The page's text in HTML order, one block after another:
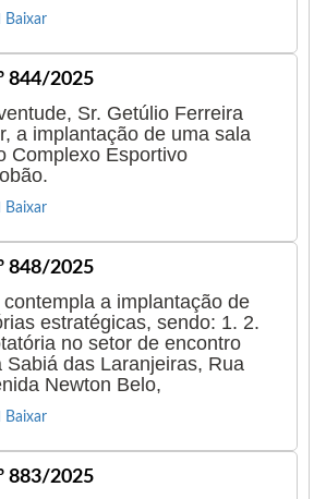
Baixar
844/2025
Sr. Getúlio Ferreira
a implantação de uma sala
Complexo Esportivo
Baixar
848/2025
a implantação de
estratégicas, sendo: 1. 2.
no setor de encontro
Sabiá das Laranjeiras, Rua
Newton Belo,
Baixar
883/2025